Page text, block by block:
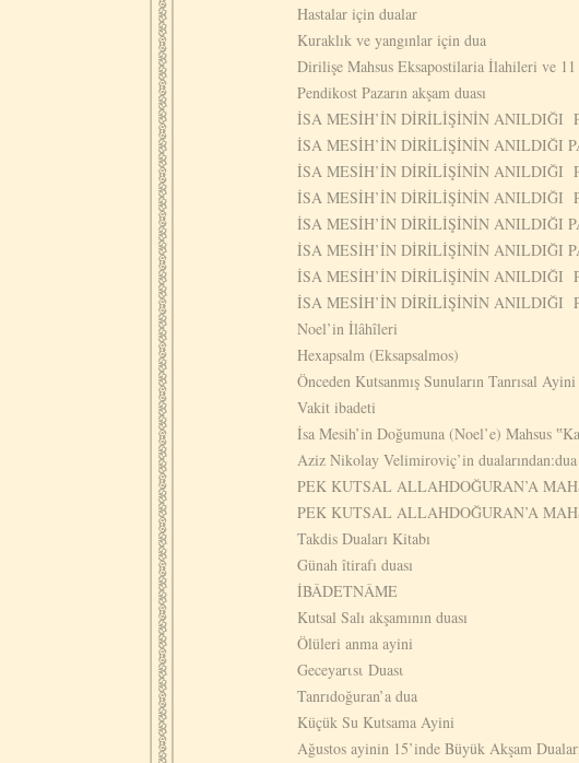
Hastalar için dualar
Kuraklık ve yangınlar için dua
Dirilişe Mahsus Eksapostilaria İlahileri ve 11
Pendikost Pazarın akşam duası
İSA MESİH’İN DİRİLİŞİNİN ANILDIĞI
İSA MESİH’İN DİRİLİŞİNİN ANILDIĞI
İSA MESİH’İN DİRİLİŞİNİN ANILDIĞI
İSA MESİH’İN DİRİLİŞİNİN ANILDIĞI
İSA MESİH’İN DİRİLİŞİNİN ANILDIĞI
İSA MESİH’İN DİRİLİŞİNİN ANILDIĞI
İSA MESİH’İN DİRİLİŞİNİN ANILDIĞI
İSA MESİH’İN DİRİLİŞİNİN ANILDIĞI
Noel’in İlâhîleri
Hexapsalm (Eksapsalmos)
Önceden Kutsanmış Sunuların Tanrısal Ayini
Vakit ibadeti
İsa Mesih’in Doğumuna (Noel’e) Mahsus
Aziz Nikolay Velimiroviç’in
PEK KUTSAL ALLAHDOĞURAN’A
PEK KUTSAL ALLAHDOĞURAN’A
Takdis Duaları Kitabı
Günah îtirafı duası
İBÂDETNÂME
Kutsal Salı akşamının duası
Ölüleri anma ayini
Geceyarιsι Duasι
Tanrıdoğuran’a dua
Küçük Su Kutsama Ayini
Ağustos ayinin 15’inde Büyük Akşam